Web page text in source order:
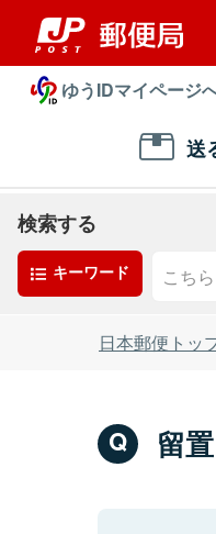
ゆうIDマイページ
送
検索する
キーワード
日本郵便トッ
留